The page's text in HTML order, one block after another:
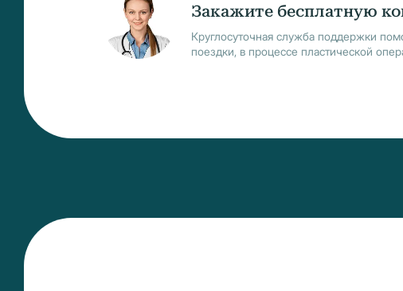
Закажите бесплатную
Круглосуточная служба поддержки
поездки, в процессе пластической